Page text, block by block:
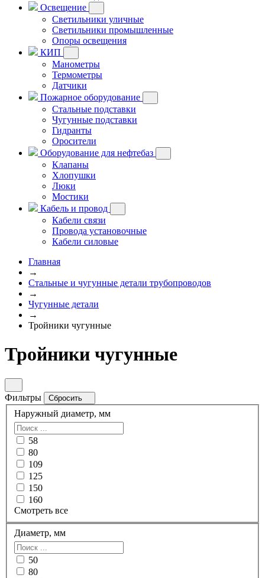
Освещение
Светильники уличные
Светильники промышленные
Опоры освещения
КИП
Манометры
Термометры
Датчики
Пожарное оборудование
Стальные подставки
Чугунные подставки
Гидранты
Оросители
Оборудование для нефтебаз
Клапаны
Хлопушки
Люки
Мостики
Кабель и провод
Кабели связи
Провода установочные
Кабели силовые
Главная
→
Стальные и чугунные детали трубопроводов
→
Чугунные детали
→
Тройники чугунные
Тройники чугунные
Фильтры Сбросить
Наружный диаметр, мм
58
80
109
125
150
160
Смотреть все
Диаметр, мм
50
80